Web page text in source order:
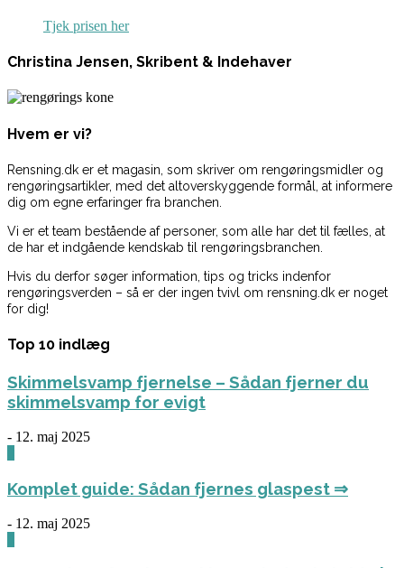
Tjek prisen her
Christina Jensen, Skribent & Indehaver
Hvem er vi?
Rensning.dk er et magasin, som skriver om rengøringsmidler og
rengøringsartikler, med det altoverskyggende formål, at informere
dig om egne erfaringer fra branchen.
Vi er et team bestående af personer, som alle har det til fælles, at
de har et indgående kendskab til rengøringsbranchen.
Hvis du derfor søger information, tips og tricks indenfor
rengøringsverden – så er der ingen tvivl om rensning.dk er noget
for dig!
Top 10 indlæg
Skimmelsvamp fjernelse – Sådan fjerner du
skimmelsvamp for evigt
- 12. maj 2025
Komplet guide: Sådan fjernes glaspest ⇒
- 12. maj 2025